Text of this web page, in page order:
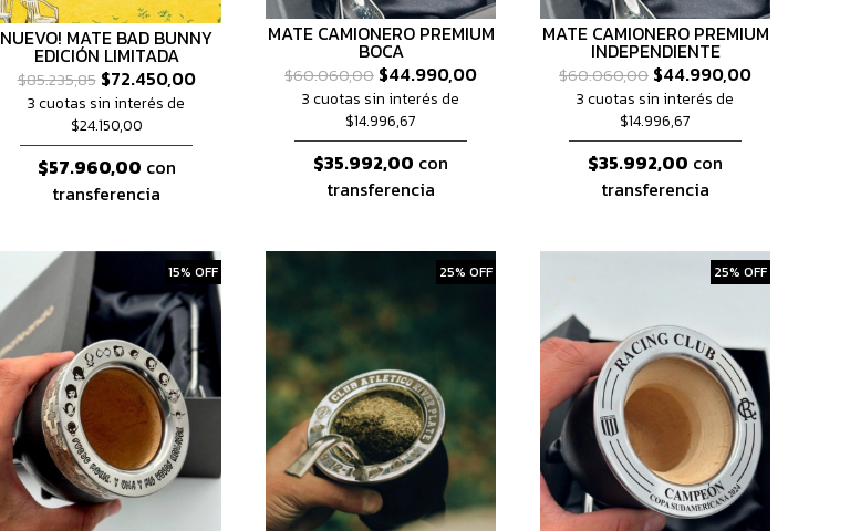
NUEVO! MATE BAD BUNNY
EDICIÓN LIMITADA
$85.235,85$72.450,00
3 cuotas sin interés de
$24.150,00
$57.960,00 con
transferencia
MATE CAMIONERO PREMIUM
BOCA
$60.060,00 $44.990,00
3 cuotas sin interés de
$14.996,67
$35.992,00 con
transferencia
MATE CAMIONERO PREMIUM
INDEPENDIENTE
$60.060,00 $44.990,00
3 cuotas sin interés de
$14.996,67
$35.992,00 con
transferencia
15% OFF 25% OFF 25% OFF